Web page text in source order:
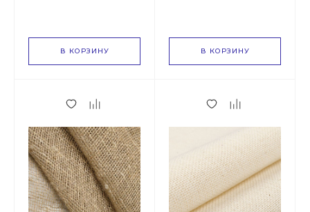
В КОРЗИНУ В КОРЗИНУ